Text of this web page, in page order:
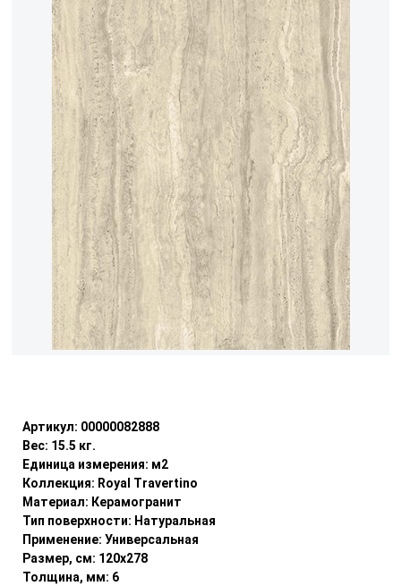
Артикул: 00000082888
Вес: 15.5 кг.
Единица измерения: м2
Коллекция: Royal Travertino
Материал: Керамогранит
Тип поверхности: Натуральная
Применение: Универсальная
Размер, см: 120x278
Толщина, мм: 6